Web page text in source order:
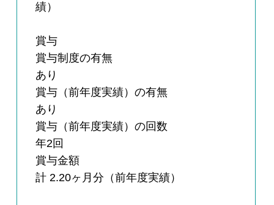
績）
賞与
賞与制度の有無
あり
賞与（前年度実績）の有無
あり
賞与（前年度実績）の回数
年2回
賞与金額
計 2.20ヶ月分（前年度実績）